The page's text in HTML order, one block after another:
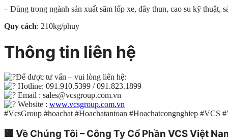
– Dùng trong ngành sản xuất săm lốp xe, dây thun, cao su kỹ thuật,
Quy cách: 210kg/phuy
Thông tin liên hệ
Để được tư vấn – vui lòng liên hệ:
Hotline: 091.910.5399 / 091.823.1899
Email : sales@vcsgroup.com.vn
Website : www.vcsgroup.com.vn
#VcsGroup #hoachat #Hoachatantoan #Hoachatcongnghiep #VCS
🏢 Về Chúng Tôi – Công Ty Cổ Phần VCS Việt